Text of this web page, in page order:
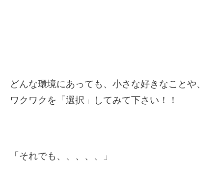
どんな環境にあっても、小さな好きなことや、
ワクワクを「選択」してみて下さい！！
「それでも、、、、、」